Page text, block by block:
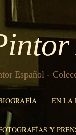
Español -
EN LA
Y